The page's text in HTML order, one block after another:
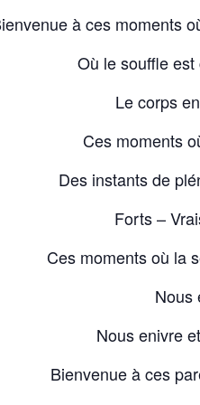
à ces moments
Où le souffle
Le corps
Ces moments
Des instants de
Forts –
Ces moments où la
Nous
Nous enivre
Bienvenue à ces